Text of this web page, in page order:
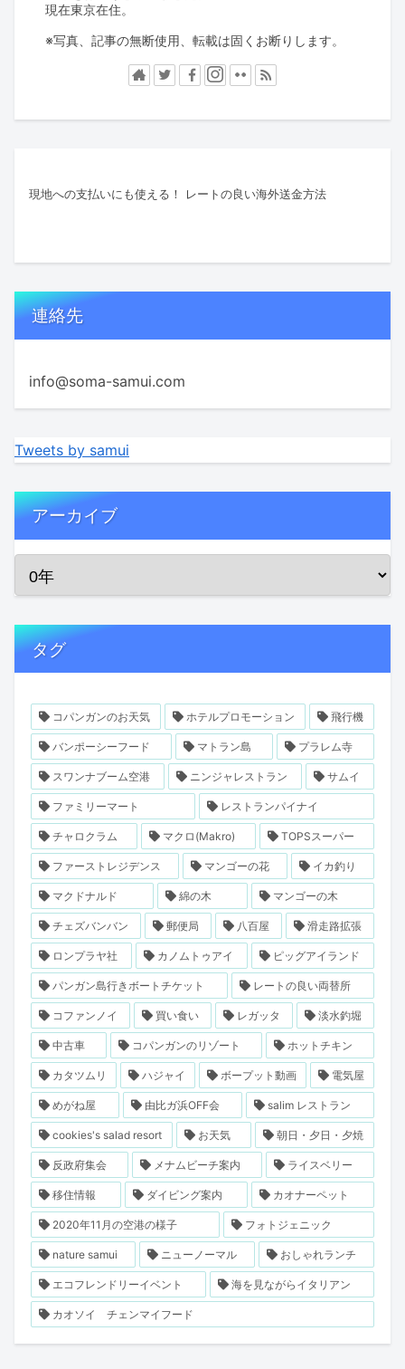
現在東京在住。
※写真、記事の無断使用、転載は固くお断りします。
現地への支払いにも使える！ レートの良い海外送金方法
連絡先
info@soma-samui.com
Tweets by samui
アーカイブ
タグ
コパンガンのお天気 ホテルプロモーション 飛行機
バンポーシーフード マトラン島 プラレム寺
スワンナブーム空港 ニンジャレストラン サムイ
ファミリーマート レストランパイナイ
チャロクラム マクロ(Makro) TOPSスーパー
ファーストレジデンス マンゴーの花 イカ釣り
マクドナルド 綿の木 マンゴーの木
チェズバンバン 郵便局 八百屋 滑走路拡張
ロンプラヤ社 カノムトゥアイ ピッグアイランド
パンガン島行きボートチケット レートの良い両替所
コファンノイ 買い食い レガッタ 淡水釣堀
中古車 コパンガンのリゾート ホットチキン
カタツムリ ハジャイ ボープット動画 電気屋
めがね屋 由比ガ浜OFF会 salim レストラン
cookies's salad resort お天気 朝日・夕日・夕焼
反政府集会 メナムビーチ案内 ライスベリー
移住情報 ダイビング案内 カオナーペット
2020年11月の空港の様子 フォトジェニック
nature samui ニューノーマル おしゃれランチ
エコフレンドリーイベント 海を見ながらイタリアン
カオソイ チェンマイフード